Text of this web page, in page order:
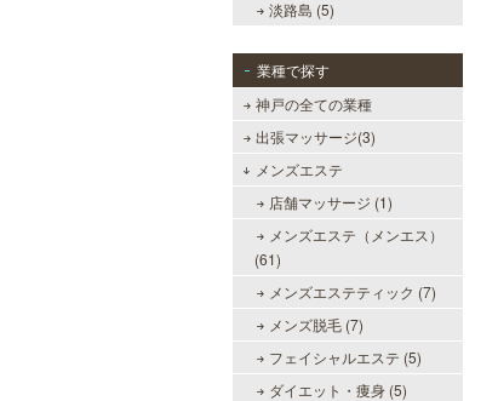
淡路島 (5)
業種で探す
神戸の全ての業種
出張マッサージ(3)
メンズエステ
店舗マッサージ (1)
メンズエステ（メンエス）
(61)
メンズエステティック (7)
メンズ脱毛 (7)
フェイシャルエステ (5)
ダイエット・痩身 (5)